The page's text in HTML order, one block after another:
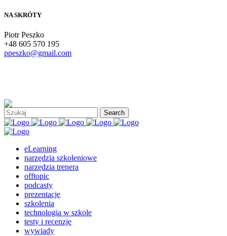
NA SKRÓTY
Piotr Peszko
+48 605 570 195
ppeszko@gmail.com
eLearning
narzędzia szkoleniowe
narzędzia trenera
offtopic
podcasty
prezentacje
szkolenia
technologia w szkole
testy i recenzje
wywiady